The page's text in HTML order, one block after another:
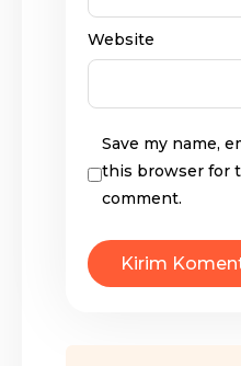
Website
Save my name,
this browser for
comment.